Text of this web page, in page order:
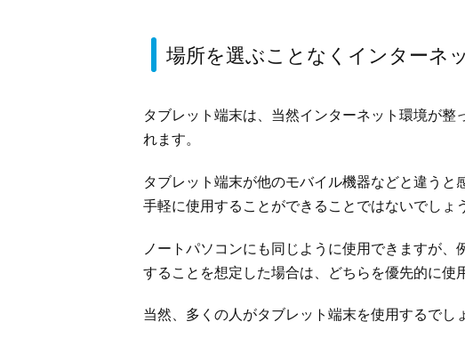
場所を選ぶことなくインターネ
タブレット端末は、当然インターネット環境が整
れます。
タブレット端末が他のモバイル機器などと違うと
手軽に使用することができることではないでしょ
ノートパソコンにも同じように使用できますが
することを想定した場合は、どちらを優先的に使
当然、多くの人がタブレット端末を使用するでし